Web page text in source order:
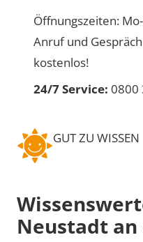
Öffnungszeiten:
Anruf und
kostenlos!
24/7 Service: 0800
GUT ZU WISSEN
Neustadt